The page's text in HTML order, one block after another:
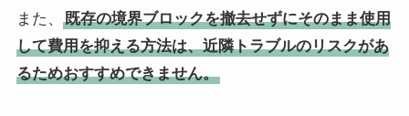
また、
既存の境界ブロックを撤去せずにそのまま使用
して費用を抑える方法は、近隣トラブルのリスクがあ
るためおすすめできません。